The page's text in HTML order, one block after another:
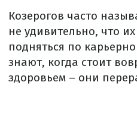
Козерогов часто
не удивительно, что
подняться по
знают, когда стоит
здоровьем – они